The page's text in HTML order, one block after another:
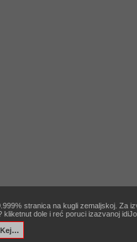
use:. …&obavezno štivo!
stranica na kugli zemaljskoj. Za
kliketnut dole i reć poruci izazvanoj